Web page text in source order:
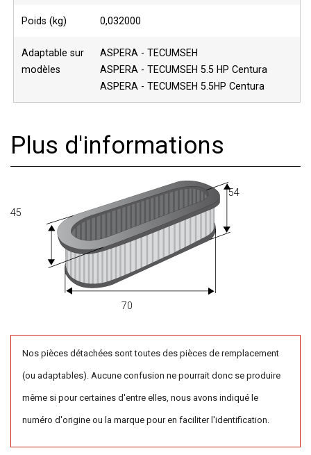
Poids (kg) 0,032000
Adaptable sur
modèles
ASPERA - TECUMSEH
ASPERA - TECUMSEH 5.5 HP Centura
ASPERA - TECUMSEH 5.5HP Centura
Plus d'informations
45
54
70
Nos pièces détachées sont toutes des pièces de remplacement
(ou adaptables). Aucune confusion ne pourrait donc se produire
même si pour certaines d'entre elles, nous avons indiqué le
numéro d'origine ou la marque pour en faciliter l'identification.